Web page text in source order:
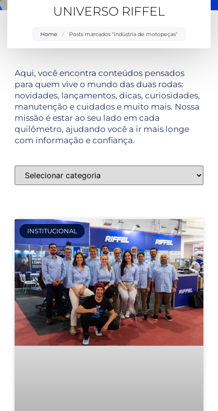
UNIVERSO RIFFEL
Home / Posts marcados "indústria de motopeças"
Aqui, você encontra conteúdos pensados
para quem vive o mundo das duas rodas:
novidades, lançamentos, dicas, curiosidades,
manutenção e cuidados e muito mais. Nossa
missão é estar ao seu lado em cada
quilômetro, ajudando você a ir mais longe
com informação e confiança.
INSTITUCIONAL